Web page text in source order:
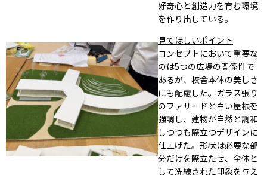
好奇心と創造力を育む環境
を作り出している。
見てほしいポイント
コンセプトにおいて重要な
のは5つの広場の関係性で
あるが、校舎本体の美しさ
にも配慮した。ガラス張り
のファサードと白い屋根を
強調し、建物が自然と調和
しつつも際立つデザインに
仕上げた。形状は必要な部
分だけを際立たせ、全体と
して洗練された印象を与え